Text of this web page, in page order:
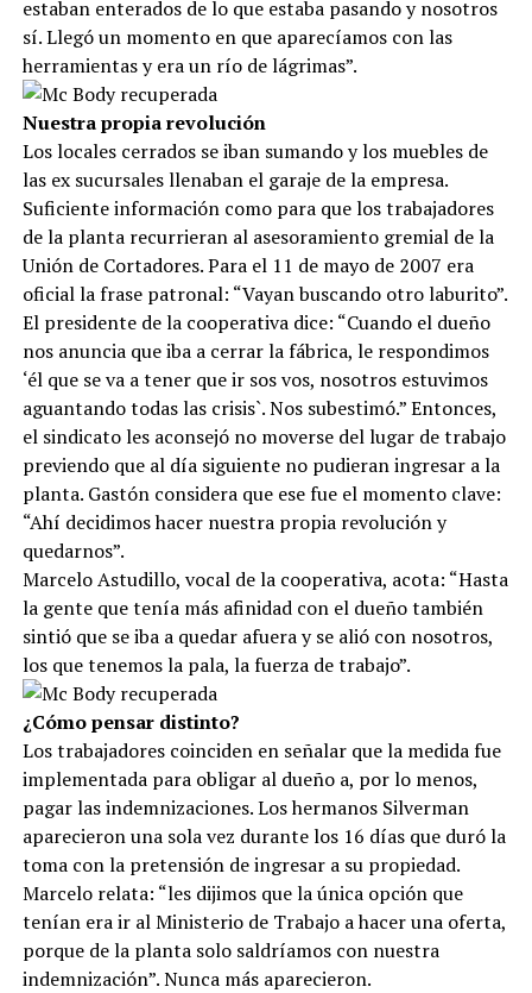
estaban enterados de lo que estaba pasando y nosotros
sí. Llegó un momento en que aparecíamos con las
herramientas y era un río de lágrimas”.
Nuestra propia revolución
Los locales cerrados se iban sumando y los muebles de
las ex sucursales llenaban el garaje de la empresa.
Suficiente información como para que los trabajadores
de la planta recurrieran al asesoramiento gremial de la
Unión de Cortadores. Para el 11 de mayo de 2007 era
oficial la frase patronal: “Vayan buscando otro laburito”.
El presidente de la cooperativa dice: “Cuando el dueño
nos anuncia que iba a cerrar la fábrica, le respondimos
‘él que se va a tener que ir sos vos, nosotros estuvimos
aguantando todas las crisis`. Nos subestimó.” Entonces,
el sindicato les aconsejó no moverse del lugar de trabajo
previendo que al día siguiente no pudieran ingresar a la
planta. Gastón considera que ese fue el momento clave:
“Ahí decidimos hacer nuestra propia revolución y
quedarnos”.
Marcelo Astudillo, vocal de la cooperativa, acota: “Hasta
la gente que tenía más afinidad con el dueño también
sintió que se iba a quedar afuera y se alió con nosotros,
los que tenemos la pala, la fuerza de trabajo”.
¿Cómo pensar distinto?
Los trabajadores coinciden en señalar que la medida fue
implementada para obligar al dueño a, por lo menos,
pagar las indemnizaciones. Los hermanos Silverman
aparecieron una sola vez durante los 16 días que duró la
toma con la pretensión de ingresar a su propiedad.
Marcelo relata: “les dijimos que la única opción que
tenían era ir al Ministerio de Trabajo a hacer una oferta,
porque de la planta solo saldríamos con nuestra
indemnización”. Nunca más aparecieron.